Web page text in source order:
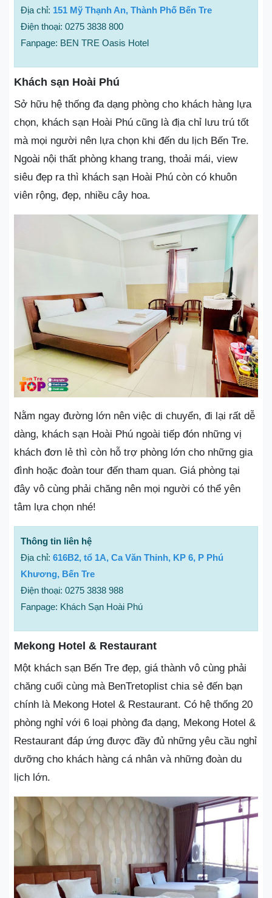
Địa chỉ: 151 Mỹ Thạnh An, Thành Phố Bến Tre
Điện thoại: 0275 3838 800
Fanpage: BEN TRE Oasis Hotel
Khách sạn Hoài Phú
Sở hữu hệ thống đa dạng phòng cho khách hàng lựa
chọn, khách sạn Hoài Phú cũng là địa chỉ lưu trú tốt
mà mọi người nên lựa chọn khi đến du lịch Bến Tre.
Ngoài nội thất phòng khang trang, thoải mái, view
siêu đẹp ra thì khách sạn Hoài Phú còn có khuôn
viên rộng, đẹp, nhiều cây hoa.
Nằm ngay đường lớn nên việc di chuyển, đi lại rất dễ
dàng, khách sạn Hoài Phú ngoài tiếp đón những vị
khách đơn lẻ thì còn hỗ trợ phòng lớn cho những gia
đình hoặc đoàn tour đến tham quan. Giá phòng tại
đây vô cùng phải chăng nên mọi người có thể yên
tâm lựa chọn nhé!
Thông tin liên hệ
Địa chỉ: 616B2, tổ 1A, Ca Văn Thỉnh, KP 6, P Phú
Khương, Bến Tre
Điện thoại: 0275 3838 988
Fanpage: Khách Sạn Hoài Phú
Mekong Hotel & Restaurant
Một khách sạn Bến Tre đẹp, giá thành vô cùng phải
chăng cuối cùng mà BenTretoplist chia sẻ đến bạn
chính là Mekong Hotel & Restaurant. Có hệ thống 20
phòng nghỉ với 6 loại phòng đa dạng, Mekong Hotel &
Restaurant đáp ứng được đầy đủ những yêu cầu nghỉ
dưỡng cho khách hàng cá nhân và những đoàn du
lịch lớn.